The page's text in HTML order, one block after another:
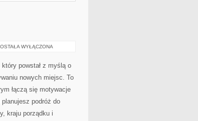
WYŁĄCZONA
powstał z myślą o
nowych miejsc. To
łączą się motywacje
podróż do
kraju porządku i